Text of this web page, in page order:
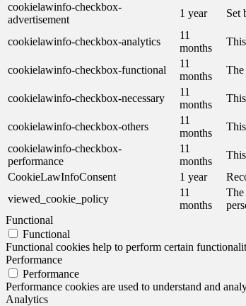
cookielawinfo-checkbox-
advertisement
1 year Set
cookielawinfo-checkbox-analytics
11
months
cookielawinfo-checkbox-functional
11
months
The
cookielawinfo-checkbox-necessary
11
months
cookielawinfo-checkbox-others
11
months
cookielawinfo-checkbox-
performance
11
months
CookieLawInfoConsent
1 year
viewed_cookie_policy
11
months
The
Functional
Functional
Functional cookies help to perform certain
Performance
Performance
Performance cookies are used to understand and
Analytics